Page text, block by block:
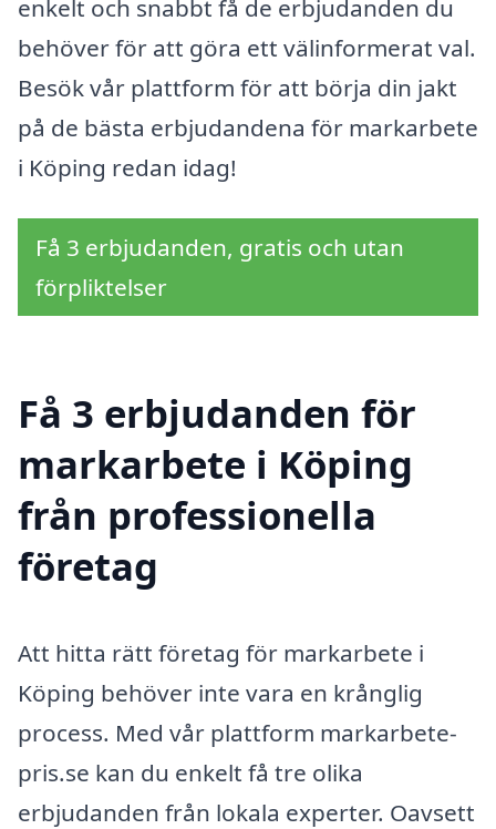
enkelt och snabbt få de erbjudanden du
behöver för att göra ett välinformerat val.
Besök vår plattform för att börja din jakt
på de bästa erbjudandena för markarbete
i Köping redan idag!
Få 3 erbjudanden, gratis och utan
förpliktelser
Få 3 erbjudanden för
markarbete i Köping
från professionella
företag
Att hitta rätt företag för markarbete i
Köping behöver inte vara en krånglig
process. Med vår plattform markarbete-
pris.se kan du enkelt få tre olika
erbjudanden från lokala experter. Oavsett